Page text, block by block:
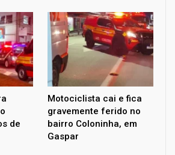
de
Motociclista cai e fica
gravemente ferido no
bairro Coloninha, em
Gaspar